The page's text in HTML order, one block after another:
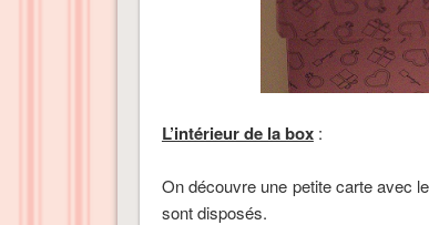
L’intérieur de la box:
On découvre une petite carte avec
sont disposés.